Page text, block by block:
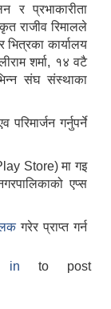
र प्रभाकारीता
राजीव रिमालले
भित्रका कार्यालय
शर्मा, १४ वटै
संघ संस्थाका
गर्नुपर्ने
Store) मा गइ
एप्स
गरेर प्राप्त गर्न
in to post